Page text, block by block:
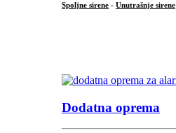
Spoljne sirene - Unutrašnje sirene
Dodatna oprema